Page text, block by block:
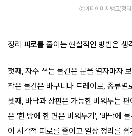
ⓒ게티이미지뱅크(정리
정리 피로를 줄이는 현실적인 방법은 생
첫째, 자주 쓰는 물건은 문을 열자마자
작은 물건은 바구니나 트레이로, 종류별
셋째, 바닥과 상판은 가능한 비워두는
은 '한 방에 한 면은 비워두기', '바닥에
이 시각적 피로를 줄이고 일상 정리를